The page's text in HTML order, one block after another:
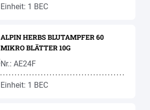
Einheit: 1 BEC
ALPIN HERBS BLUTAMPFER 60
MIKRO BLÄTTER 10G
Nr.: AE24F
Einheit: 1 BEC